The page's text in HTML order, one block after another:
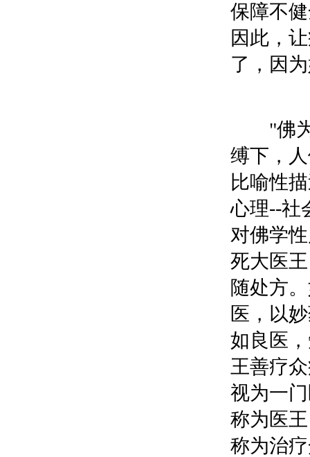
保障不
因此，
了，因
"佛为
缚下，
比喻性
心理--社
对佛学
死大医
随处方
医，以
如良医
王善疗
视为一
称为医
称为治